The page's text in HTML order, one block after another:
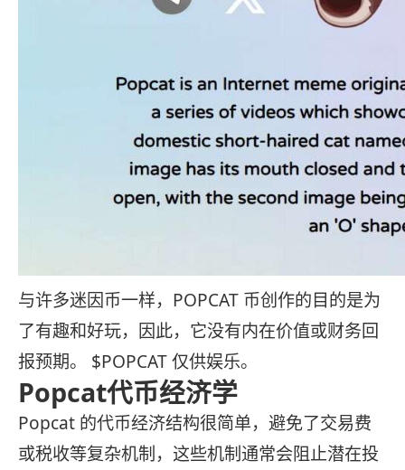
与许多迷因币一样，POPCAT 币创作的目的是为
了有趣和好玩，因此，它没有内在价值或财务回
报预期。 $POPCAT 仅供娱乐。
Popcat代币经济学
Popcat 的代币经济结构很简单，避免了交易费
或税收等复杂机制，这些机制通常会阻止潜在投